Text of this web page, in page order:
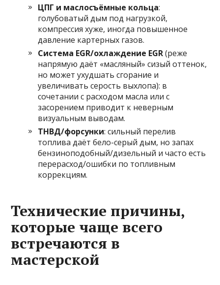
ЦПГ и маслосъёмные кольца:
голубоватый дым под нагрузкой,
компрессия хуже, иногда повышенное
давление картерных газов.
Система EGR/охлаждение EGR(реже
напрямую даёт «масляный» сизый оттенок,
но может ухудшать сгорание и
увеличивать серость выхлопа): в
сочетании с расходом масла или с
засорением приводит к неверным
визуальным выводам.
ТНВД/форсунки: сильный перелив
топлива даёт бело-серый дым, но запах
бензиноподобный/дизельный и часто есть
перерасход/ошибки по топливным
коррекциям.
Технические причины,
которые чаще всего
встречаются в
мастерской